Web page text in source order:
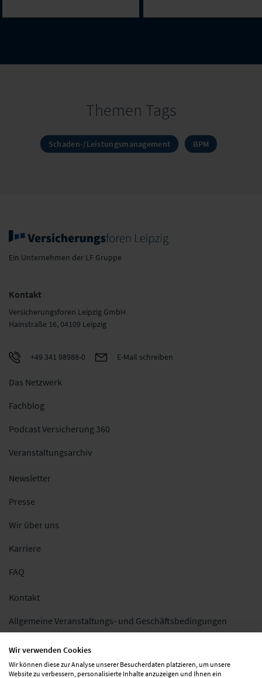
Themen Tags
Schaden-/Leistungsmanagement BPM
Ein Unternehmen der LF Gruppe
Kontakt
Versicherungsforen Leipzig GmbH
Hainstraße 16, 04109 Leipzig
+49 341 98988-0 E-Mail schreiben
Das Netzwerk
Fachblog
Podcast Versicherung 360
Veranstaltungsarchiv
Newsletter
Presse
Wir über uns
Karriere
FAQ
Kontakt
Allgemeine Veranstaltungs- und Geschäftsbedingungen
Impressum
Datenschutz
Wir verwenden Cookies
Wir können diese zur Analyse unserer Besucherdaten platzieren, um unsere
Website zu verbessern, personalisierte Inhalte anzuzeigen und Ihnen ein